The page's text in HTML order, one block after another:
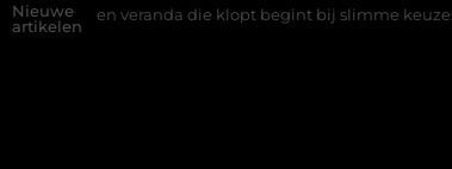
Nieuwe
artikelen
die klopt begint bij slimme keuzes Waarom